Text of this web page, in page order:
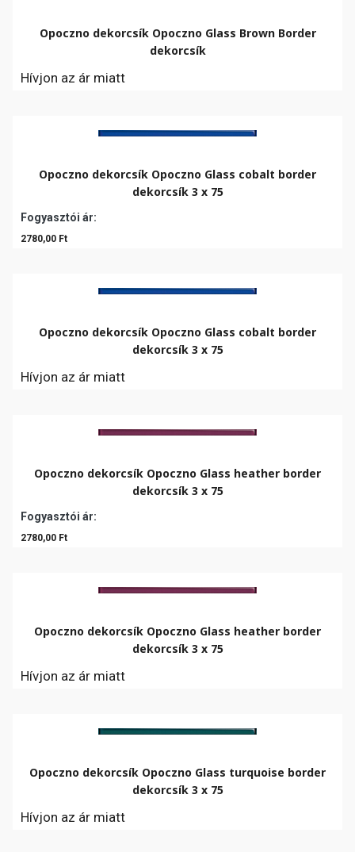
Opoczno dekorcsík Opoczno Glass Brown Border
dekorcsík
Hívjon az ár miatt
Opoczno dekorcsík Opoczno Glass cobalt border
dekorcsík 3 x 75
Fogyasztói ár:
2780,00 Ft
Opoczno dekorcsík Opoczno Glass cobalt border
dekorcsík 3 x 75
Hívjon az ár miatt
Opoczno dekorcsík Opoczno Glass heather border
dekorcsík 3 x 75
Fogyasztói ár:
2780,00 Ft
Opoczno dekorcsík Opoczno Glass heather border
dekorcsík 3 x 75
Hívjon az ár miatt
Opoczno dekorcsík Opoczno Glass turquoise border
dekorcsík 3 x 75
Hívjon az ár miatt